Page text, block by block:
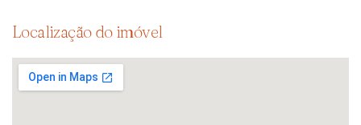
Localização do imóvel